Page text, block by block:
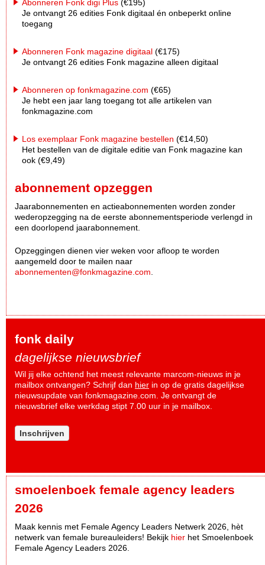
Abonneren Fonk digi Plus (€195)
Je ontvangt 26 edities Fonk digitaal én onbeperkt online
toegang
Abonneren Fonk magazine digitaal (€175)
Je ontvangt 26 edities Fonk magazine alleen digitaal
Abonneren op fonkmagazine.com (€65)
Je hebt een jaar lang toegang tot alle artikelen van
fonkmagazine.com
Los exemplaar Fonk magazine bestellen (€14,50)
Het bestellen van de digitale editie van Fonk magazine kan
ook (€9,49)
abonnement opzeggen
Jaarabonnementen en actieabonnementen worden zonder
wederopzegging na de eerste abonnementsperiode verlengd in
een doorlopend jaarabonnement.
Opzeggingen dienen vier weken voor afloop te worden
aangemeld door te mailen naar
abonnementen@fonkmagazine.com.
fonk daily
dagelijkse nieuwsbrief
Wil jij elke ochtend het meest relevante marcom-nieuws in je
mailbox ontvangen? Schrijf dan hier in op de gratis dagelijkse
nieuwsupdate van fonkmagazine.com. Je ontvangt de
nieuwsbrief elke werkdag stipt 7.00 uur in je mailbox.
Inschrijven
smoelenboek female agency leaders
2026
Maak kennis met Female Agency Leaders Netwerk 2026, hèt
netwerk van female bureauleiders! Bekijk hier het Smoelenboek
Female Agency Leaders 2026.